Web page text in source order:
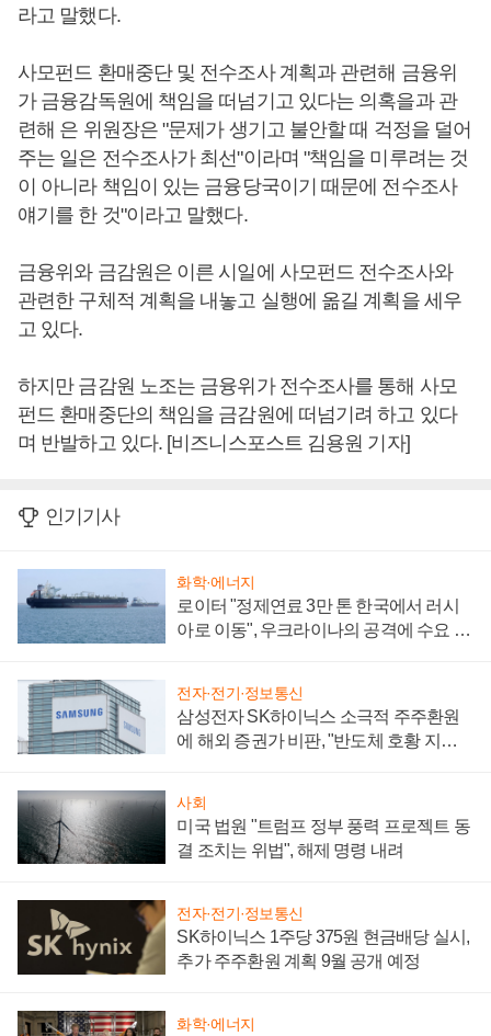
라고 말했다.
사모펀드 환매중단 및 전수조사 계획과 관련해 금융위
가 금융감독원에 책임을 떠넘기고 있다는 의혹을과 관
련해 은 위원장은 "문제가 생기고 불안할 때 걱정을 덜어
주는 일은 전수조사가 최선"이라며 "책임을 미루려는 것
이 아니라 책임이 있는 금융당국이기 때문에 전수조사
얘기를 한 것"이라고 말했다.
금융위와 금감원은 이른 시일에 사모펀드 전수조사와
관련한 구체적 계획을 내놓고 실행에 옮길 계획을 세우
고 있다.
하지만 금감원 노조는 금융위가 전수조사를 통해 사모
펀드 환매중단의 책임을 금감원에 떠넘기려 하고 있다
며 반발하고 있다. [비즈니스포스트 김용원 기자]
인기기사
화학·에너지
로이터 "정제연료 3만 톤 한국에서 러시
아로 이동", 우크라이나의 공격에 수요 늘
전자·전기·정보통신
삼성전자 SK하이닉스 소극적 주주환원
에 해외 증권가 비판, "반도체 호황 지속
사회
미국 법원 "트럼프 정부 풍력 프로젝트 동
결 조치는 위법", 해제 명령 내려
전자·전기·정보통신
SK하이닉스 1주당 375원 현금배당 실시,
추가 주주환원 계획 9월 공개 예정
화학·에너지